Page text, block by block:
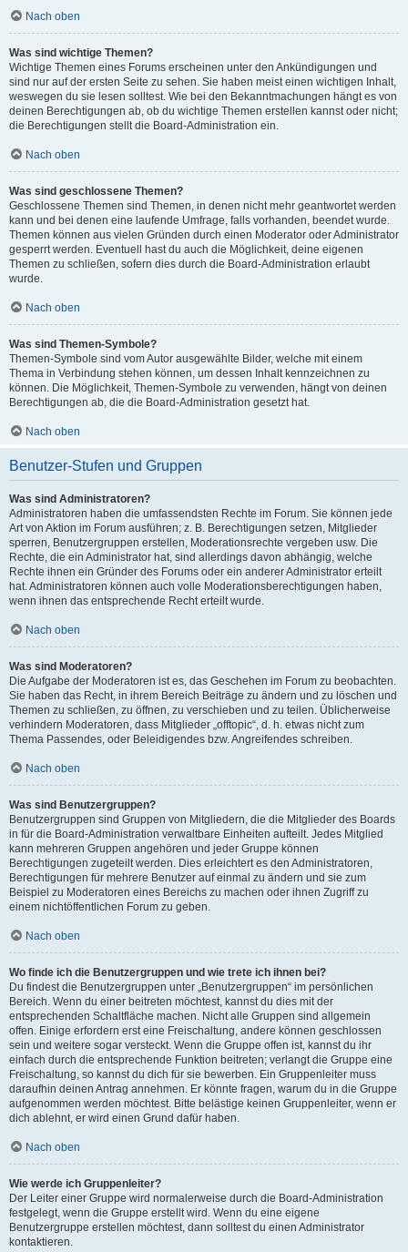
Nach oben
Was sind wichtige Themen?
Wichtige Themen eines Forums erscheinen unter den Ankündigungen und
sind nur auf der ersten Seite zu sehen. Sie haben meist einen wichtigen Inhalt,
weswegen du sie lesen solltest. Wie bei den Bekanntmachungen hängt es von
deinen Berechtigungen ab, ob du wichtige Themen erstellen kannst oder nicht;
die Berechtigungen stellt die Board-Administration ein.
Nach oben
Was sind geschlossene Themen?
Geschlossene Themen sind Themen, in denen nicht mehr geantwortet werden
kann und bei denen eine laufende Umfrage, falls vorhanden, beendet wurde.
Themen können aus vielen Gründen durch einen Moderator oder Administrator
gesperrt werden. Eventuell hast du auch die Möglichkeit, deine eigenen
Themen zu schließen, sofern dies durch die Board-Administration erlaubt
wurde.
Nach oben
Was sind Themen-Symbole?
Themen-Symbole sind vom Autor ausgewählte Bilder, welche mit einem
Thema in Verbindung stehen können, um dessen Inhalt kennzeichnen zu
können. Die Möglichkeit, Themen-Symbole zu verwenden, hängt von deinen
Berechtigungen ab, die die Board-Administration gesetzt hat.
Nach oben
Benutzer-Stufen und Gruppen
Was sind Administratoren?
Administratoren haben die umfassendsten Rechte im Forum. Sie können jede
Art von Aktion im Forum ausführen; z. B. Berechtigungen setzen, Mitglieder
sperren, Benutzergruppen erstellen, Moderationsrechte vergeben usw. Die
Rechte, die ein Administrator hat, sind allerdings davon abhängig, welche
Rechte ihnen ein Gründer des Forums oder ein anderer Administrator erteilt
hat. Administratoren können auch volle Moderationsberechtigungen haben,
wenn ihnen das entsprechende Recht erteilt wurde.
Nach oben
Was sind Moderatoren?
Die Aufgabe der Moderatoren ist es, das Geschehen im Forum zu beobachten.
Sie haben das Recht, in ihrem Bereich Beiträge zu ändern und zu löschen und
Themen zu schließen, zu öffnen, zu verschieben und zu teilen. Üblicherweise
verhindern Moderatoren, dass Mitglieder „offtopic“, d. h. etwas nicht zum
Thema Passendes, oder Beleidigendes bzw. Angreifendes schreiben.
Nach oben
Was sind Benutzergruppen?
Benutzergruppen sind Gruppen von Mitgliedern, die die Mitglieder des Boards
in für die Board-Administration verwaltbare Einheiten aufteilt. Jedes Mitglied
kann mehreren Gruppen angehören und jeder Gruppe können
Berechtigungen zugeteilt werden. Dies erleichtert es den Administratoren,
Berechtigungen für mehrere Benutzer auf einmal zu ändern und sie zum
Beispiel zu Moderatoren eines Bereichs zu machen oder ihnen Zugriff zu
einem nichtöffentlichen Forum zu geben.
Nach oben
Wo finde ich die Benutzergruppen und wie trete ich ihnen bei?
Du findest die Benutzergruppen unter „Benutzergruppen“ im persönlichen
Bereich. Wenn du einer beitreten möchtest, kannst du dies mit der
entsprechenden Schaltfläche machen. Nicht alle Gruppen sind allgemein
offen. Einige erfordern erst eine Freischaltung, andere können geschlossen
sein und weitere sogar versteckt. Wenn die Gruppe offen ist, kannst du ihr
einfach durch die entsprechende Funktion beitreten; verlangt die Gruppe eine
Freischaltung, so kannst du dich für sie bewerben. Ein Gruppenleiter muss
daraufhin deinen Antrag annehmen. Er könnte fragen, warum du in die Gruppe
aufgenommen werden möchtest. Bitte belästige keinen Gruppenleiter, wenn er
dich ablehnt, er wird einen Grund dafür haben.
Nach oben
Wie werde ich Gruppenleiter?
Der Leiter einer Gruppe wird normalerweise durch die Board-Administration
festgelegt, wenn die Gruppe erstellt wird. Wenn du eine eigene
Benutzergruppe erstellen möchtest, dann solltest du einen Administrator
kontaktieren.